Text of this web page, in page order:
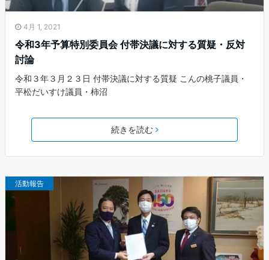
4月 1, 2021
令和3年予算特別委員会 付帯決議に対する質疑・反対
討論
令和３年３月２３日 付帯決議に対する質疑 こんの桃子議員・
平松だいすけ議員・柿沼
続きを読む
活動報告